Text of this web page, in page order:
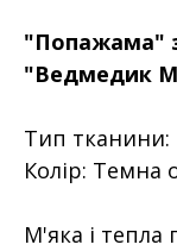
"Попажама"
"Ведмедик
Тип тканини:
Колір: Темна
М'яка і